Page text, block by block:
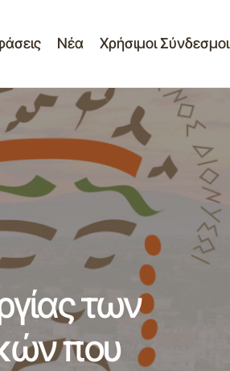
Νέα Χρήσιμοι Σύνδεσμοι
των ΚΕΠ βάσει των έκτακτων
των
που